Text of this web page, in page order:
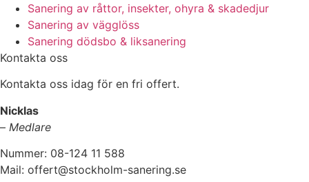
Sanering av råttor, insekter, ohyra & skadedjur
Sanering av vägglöss
Sanering dödsbo & liksanering
Kontakta oss
Kontakta oss idag för en fri offert.
Nicklas
– Medlare
Nummer: 08-124 11 588
Mail: offert@stockholm-sanering.se